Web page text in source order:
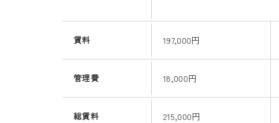
賃料 197,000円
管理費 18,000円
総賃料 215,000円